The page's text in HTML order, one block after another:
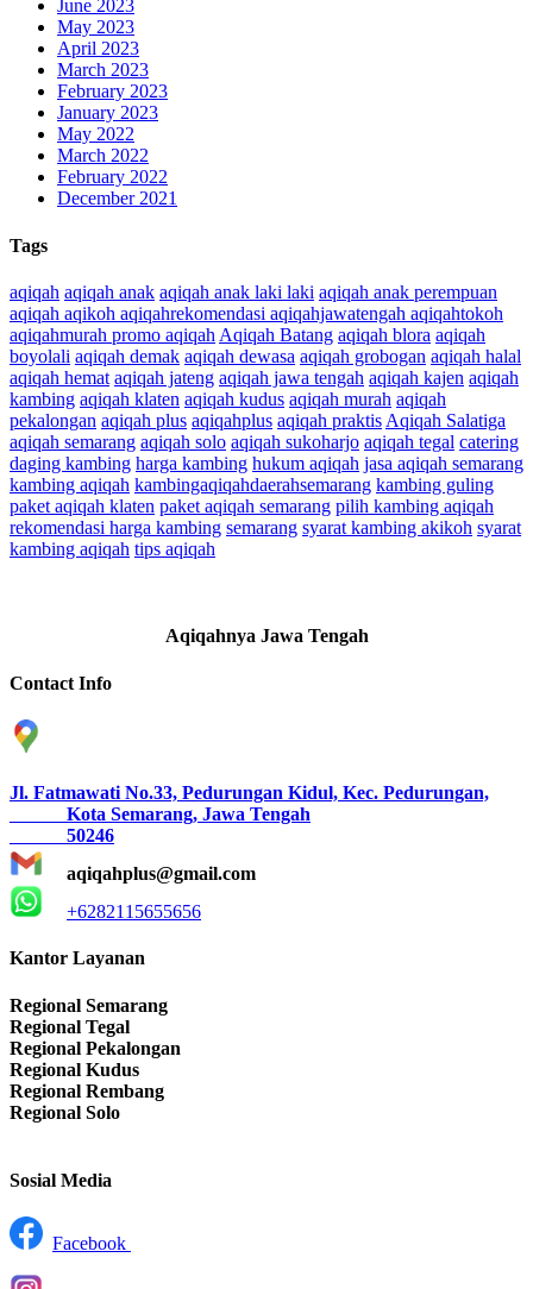
June 2023
May 2023
April 2023
March 2023
February 2023
January 2023
May 2022
March 2022
February 2022
December 2021
Tags
aqiqah aqiqah anak aqiqah anak laki laki aqiqah anak perempuan
aqiqah aqikoh aqiqahrekomendasi aqiqahjawatengah aqiqahtokoh
aqiqahmurah promo aqiqah Aqiqah Batang aqiqah blora aqiqah
boyolali aqiqah demak aqiqah dewasa aqiqah grobogan aqiqah halal
aqiqah hemat aqiqah jateng aqiqah jawa tengah aqiqah kajen aqiqah
kambing aqiqah klaten aqiqah kudus aqiqah murah aqiqah
pekalongan aqiqah plus aqiqahplus aqiqah praktis Aqiqah Salatiga
aqiqah semarang aqiqah solo aqiqah sukoharjo aqiqah tegal catering
daging kambing harga kambing hukum aqiqah jasa aqiqah semarang
kambing aqiqah kambingaqiqahdaerahsemarang kambing guling
paket aqiqah klaten paket aqiqah semarang pilih kambing aqiqah
rekomendasi harga kambing semarang syarat kambing akikoh syarat
kambing aqiqah tips aqiqah
Aqiqahnya Jawa Tengah
Contact Info
Jl. Fatmawati No.33, Pedurungan Kidul, Kec. Pedurungan,
Kota Semarang, Jawa Tengah
50246
aqiqahplus@gmail.com
+6282115655656
Kantor Layanan
Regional Semarang
Regional Tegal
Regional Pekalongan
Regional Kudus
Regional Rembang
Regional Solo
Sosial Media
Facebook